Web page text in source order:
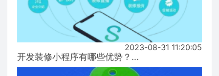
2023-08-31 11:20:05
开发装修小程序有哪些优势？...